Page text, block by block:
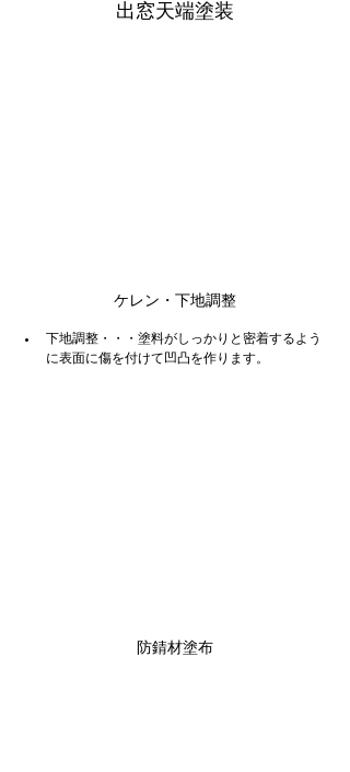
出窓天端塗装
ケレン・下地調整
下地調整・・・塗料がしっかりと密着するよう
に表面に傷を付けて凹凸を作ります。
防錆材塗布